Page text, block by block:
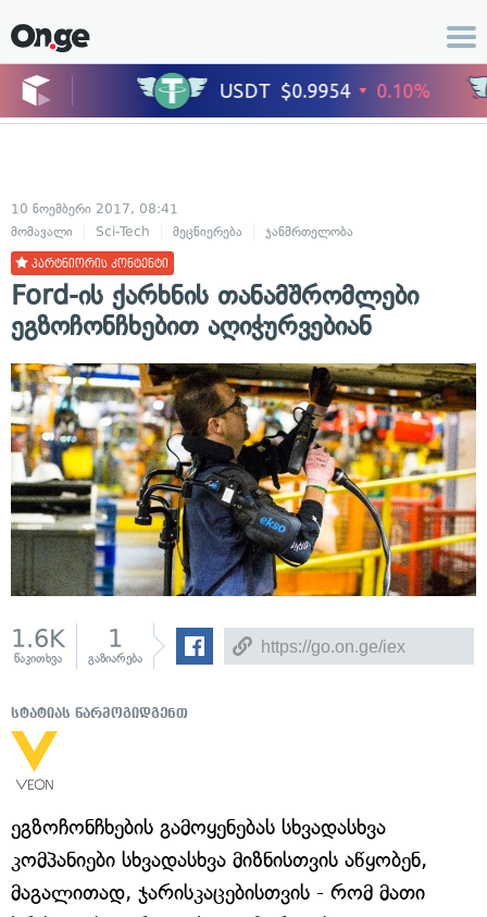
10 ნოემბერი 2017, 08:41
მომავალი
Sci-Tech მეცნიერება ჯანმრთელობა
პარტნიორის კონტენტი
Ford-ის ქარხნის თანამშრომლები
ეგზოჩონჩხებით აღიჭურვებიან
1.6K
წაკითხვა
1
გაზიარება
სტატიას წარმოგიდგენთ
ეგზოჩონჩხების გამოყენებას სხვადასხვა
კომპანიები სხვადასხვა მიზნისთვის აწყობენ,
მაგალითად, ჯარისკაცებისთვის - რომ მათი